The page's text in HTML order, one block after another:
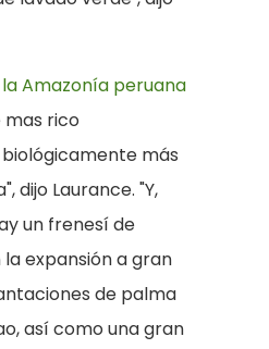
Amazonía peruana
mas rico
más
dijo Laurance. "Y,
un frenesí de
expansión a gran
de palma
así como una gran